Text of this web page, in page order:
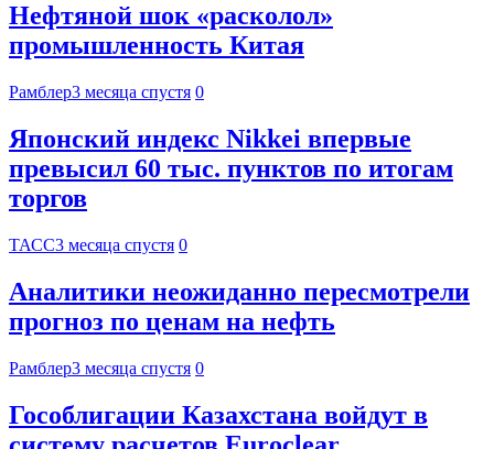
Нефтяной шок «расколол»
промышленность Китая
Рамблер3 месяца спустя 0
Японский индекс Nikkei впервые
превысил 60 тыс. пунктов по итогам
торгов
ТАСС3 месяца спустя 0
Аналитики неожиданно пересмотрели
прогноз по ценам на нефть
Рамблер3 месяца спустя 0
Гособлигации Казахстана войдут в